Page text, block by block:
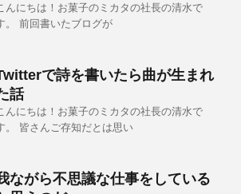
んにちは！お菓子のミカタの社長の清水で
。 前回書いたブログが
で詩を書いたら曲が生まれ
話
んにちは！お菓子のミカタの社長の清水で
。 皆さんご存知だとは思い
ながら不思議な仕事をしている